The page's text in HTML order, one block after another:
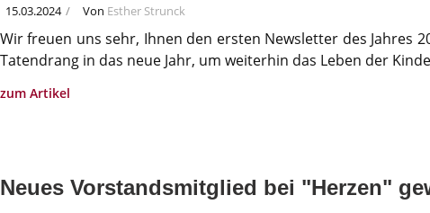
15.03.2024 Von Esther Strunck
Wir freuen uns sehr, Ihnen den ersten Newsletter des Jahres
Tatendrang in das neue Jahr, um weiterhin das Leben der
zum Artikel
Neues Vorstandsmitglied bei "Herzen"